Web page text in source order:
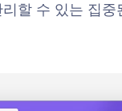
할 수 있는 집